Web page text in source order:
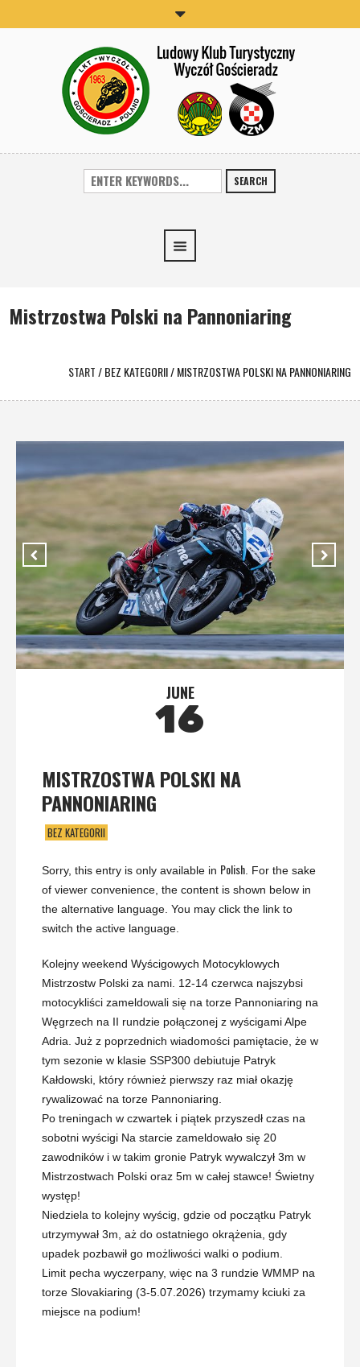
SEARCH
Mistrzostwa Polski na Pannoniaring
START/BEZ KATEGORII/MISTRZOSTWA POLSKI NA PANNONIARING
JUNE
16
MISTRZOSTWA POLSKI NA
PANNONIARING
BEZ KATEGORII
Sorry, this entry is only available in Polish. For the sake
of viewer convenience, the content is shown below in
the alternative language. You may click the link to
switch the active language.
Kolejny weekend Wyścigowych Motocyklowych
Mistrzostw Polski za nami. 12-14 czerwca najszybsi
motocykliści zameldowali się na torze Pannoniaring na
Węgrzech na II rundzie połączonej z wyścigami Alpe
Adria. Już z poprzednich wiadomości pamiętacie, że w
tym sezonie w klasie SSP300 debiutuje Patryk
Kałdowski, który również pierwszy raz miał okazję
rywalizować na torze Pannoniaring.
Po treningach w czwartek i piątek przyszedł czas na
sobotni wyścigi Na starcie zameldowało się 20
zawodników i w takim gronie Patryk wywalczył 3m w
Mistrzostwach Polski oraz 5m w całej stawce! Świetny
występ!
Niedziela to kolejny wyścig, gdzie od początku Patryk
utrzymywał 3m, aż do ostatniego okrążenia, gdy
upadek pozbawił go możliwości walki o podium.
Limit pecha wyczerpany, więc na 3 rundzie WMMP na
torze Slovakiaring (3-5.07.2026) trzymamy kciuki za
miejsce na podium!